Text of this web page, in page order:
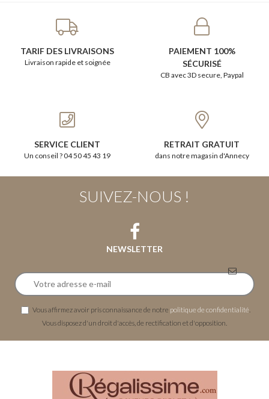
TARIF DES LIVRAISONS
Livraison rapide et soignée
PAIEMENT 100%
SÉCURISÉ
CB avec 3D secure, Paypal
SERVICE CLIENT
Un conseil ? 04 50 45 43 19
RETRAIT GRATUIT
dans notre magasin d'Annecy
SUIVEZ-NOUS !
NEWSLETTER
Vous affirmez avoir pris connaissance de notre politique de confidentialité
Vous disposez d'un droit d'accès, de rectification et d'opposition.